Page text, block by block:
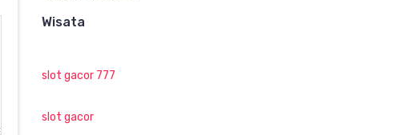
Wisata
slot gacor 777
slot gacor